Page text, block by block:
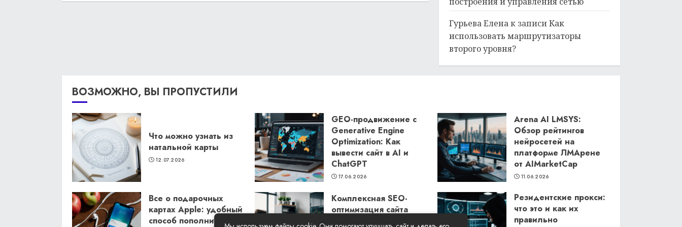
Гурьева Еленак записиКак
использовать маршрутизаторы
второго уровня?
ВОЗМОЖНО, ВЫ ПРОПУСТИЛИ
Что можно узнать из
натальной карты
12.07.2026
GEO-продвижение с
Generative Engine
Optimization: Как
вывести сайт в AI и
ChatGPT
17.06.2026
Arena AI LMSYS:
Обзор рейтингов
нейросетей на
платформе ЛМАрене
от AIMarketCap
11.06.2026
Все о подарочных
картах Apple: удобный
способ пополнить
Комплексная SEO-
оптимизация сайта
Seora: как повысить
Резидентские прокси:
что это и как их
правильно